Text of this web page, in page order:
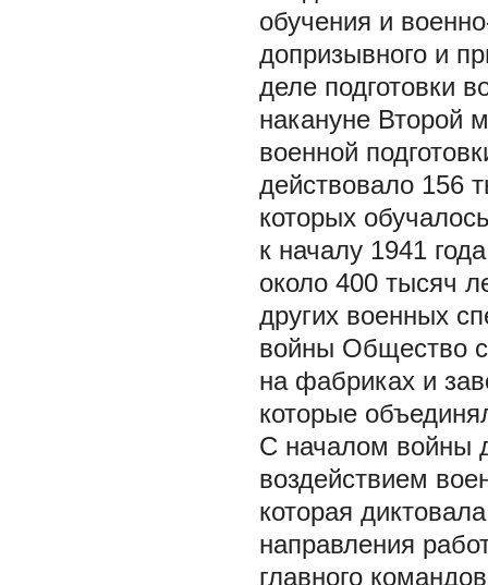
обучения и
допризывного и
деле подготовки
накануне Второй
военной
действовало 156
которых
к началу 1941
около 400 тысяч
других военных
войны Общество
на фабриках и
которые
С началом войны
воздействием
которая
направления
главного